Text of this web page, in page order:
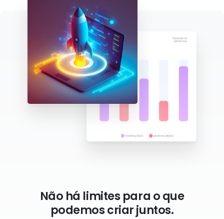
Não há limites para o que
podemos criar juntos.